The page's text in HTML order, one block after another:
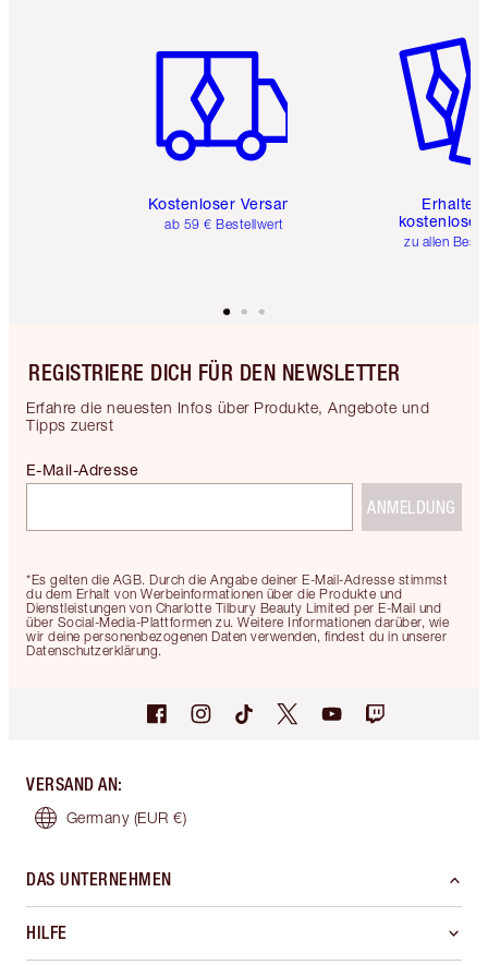
Kostenloser Versand
ab 59 € Bestellwert
Erhalte
kostenlose
zu allen
REGISTRIERE DICH FÜR DEN NEWSLETTER
Erfahre die neuesten Infos über Produkte, Angebote und
Tipps zuerst
*Es gelten die AGB. Durch die Angabe deiner E-Mail-Adresse stimmst
du dem Erhalt von Werbeinformationen über die Produkte und
Dienstleistungen von Charlotte Tilbury Beauty Limited per E-Mail und
über Social-Media-Plattformen zu. Weitere Informationen darüber, wie
wir deine personenbezogenen Daten verwenden, findest du in unserer
Datenschutzerklärung.
E-Mail-Adresse
ANMELDUNG
VERSAND AN:
Germany (EUR €)
DAS UNTERNEHMEN
HILFE